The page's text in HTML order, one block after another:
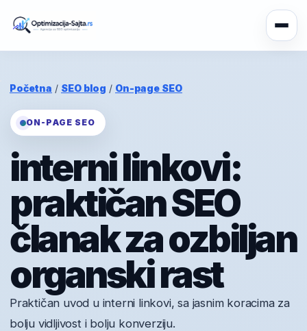
Početna / SEO blog / On-page SEO
ON-PAGE SEO
interni linkovi:
praktičan SEO
članak za ozbiljan
organski rast
Praktičan uvod u interni linkovi, sa jasnim koracima za
bolju vidljivost i bolju konverziju.